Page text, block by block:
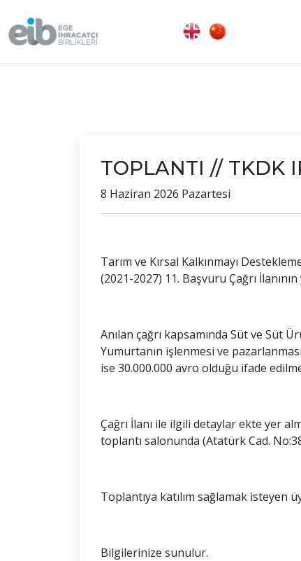
TOPLANTI // TKDK
8 Haziran 2026 Pazartesi
Tarım ve Kırsal Kalkınmayı
(2021-2027) 11. Başvuru Çağrı
Anılan çağrı kapsamında Süt ve Süt
Yumurtanın işlenmesi ve
ise 30.000.000 avro olduğu ifade
Çağrı İlanı ile ilgili detaylar ekte yer
toplantı salonunda (Atatürk Cad.
Toplantıya katılım sağlamak isteyen
Bilgilerinize sunulur.